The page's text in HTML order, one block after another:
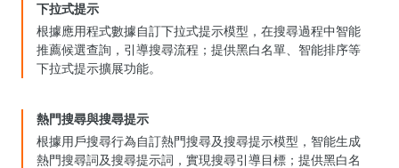
下拉式提示
根據應用程式數據自訂下拉式提示模型，在搜尋過程中智能
推薦候選查詢，引導搜尋流程；提供黑白名單、智能排序等
下拉式提示擴展功能。
熱門搜尋與搜尋提示
根據用戶搜尋行為自訂熱門搜尋及搜尋提示模型，智能生成
熱門搜尋詞及搜尋提示詞，實現搜尋引導目標；提供黑白名